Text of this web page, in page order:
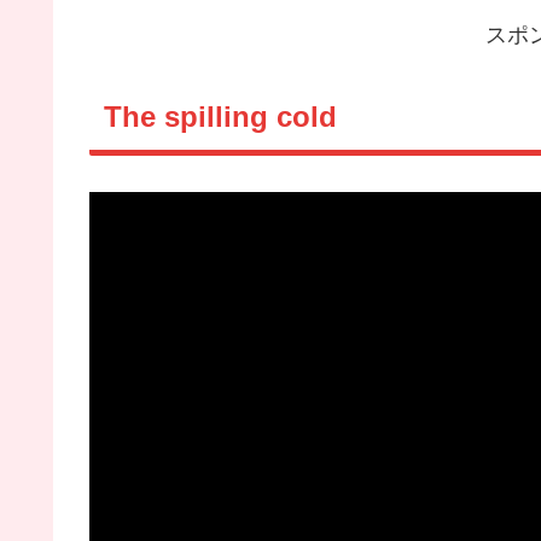
スポ
The spilling cold